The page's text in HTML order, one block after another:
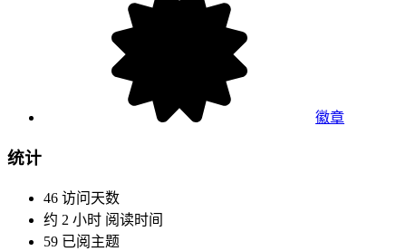
徽章
统计
46 访问天数
约 2 小时 阅读时间
59 已阅主题